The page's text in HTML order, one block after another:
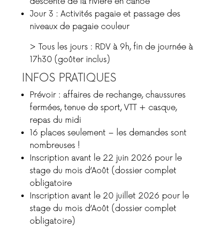
Jour 3 : Activités pagaie et passage des
niveaux de pagaie couleur
> Tous les jours : RDV à 9h, fin de journée à
17h30 (goûter inclus)
INFOS PRATIQUES
Prévoir : affaires de rechange, chaussures
fermées, tenue de sport, VTT + casque,
repas du midi
16 places seulement– les demandes sont
nombreuses !
Inscription avant le 22 juin 2026 pour le
stage du mois d’Août(dossier complet
obligatoire
Inscription avant le 20 juillet 2026 pour le
stage du mois d’Août(dossier complet
obligatoire)